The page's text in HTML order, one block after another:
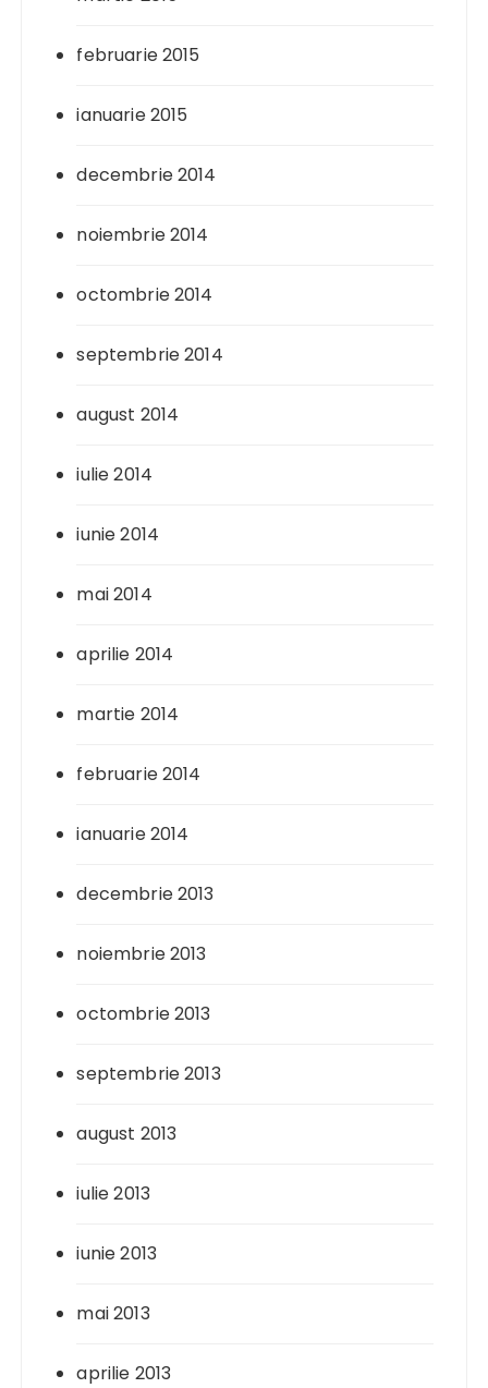
februarie 2015
ianuarie 2015
decembrie 2014
noiembrie 2014
octombrie 2014
septembrie 2014
august 2014
iulie 2014
iunie 2014
mai 2014
aprilie 2014
martie 2014
februarie 2014
ianuarie 2014
decembrie 2013
noiembrie 2013
octombrie 2013
septembrie 2013
august 2013
iulie 2013
iunie 2013
mai 2013
aprilie 2013